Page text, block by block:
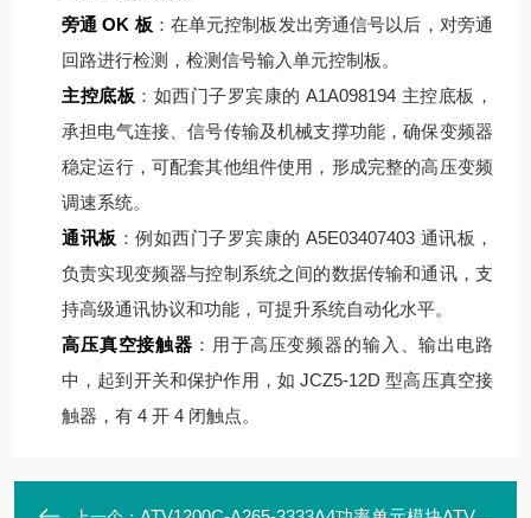
旁通 OK 板 ：在单元控制板发出旁通信号以后，对旁通
回路进行检测，检测信号输入单元控制板。
主控底板 ：如西门子罗宾康的 A1A098194 主控底板，
承担电气连接、信号传输及机械支撑功能，确保变频器
稳定运行，可配套其他组件使用，形成完整的高压变频
调速系统。
通讯板 ：例如西门子罗宾康的 A5E03407403 通讯板，
负责实现变频器与控制系统之间的数据传输和通讯，支
持高级通讯协议和功能，可提升系统自动化水平。
高压真空接触器 ：用于高压变频器的输入、输出电路
中，起到开关和保护作用，如 JCZ5-12D 型高压真空接
触器，有 4 开 4 闭触点。